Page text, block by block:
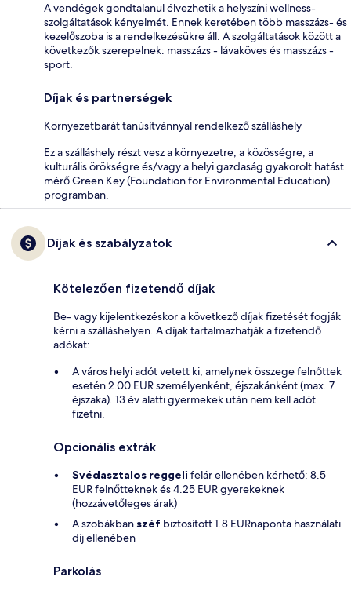
A vendégek gondtalanul élvezhetik a helyszíni wellness-
szolgáltatások kényelmét. Ennek keretében több masszázs- és
kezelőszoba is a rendelkezésükre áll. A szolgáltatások között a
következők szerepelnek: masszázs - lávaköves és masszázs -
sport.
Díjak és partnerségek
Környezetbarát tanúsítvánnyal rendelkező szálláshely
Ez a szálláshely részt vesz a környezetre, a közösségre, a
kulturális örökségre és/vagy a helyi gazdaság gyakorolt hatást
mérő Green Key (Foundation for Environmental Education)
programban.
Díjak és szabályzatok
Kötelezően fizetendő díjak
Be- vagy kijelentkezéskor a következő díjak fizetését fogják
kérni a szálláshelyen. A díjak tartalmazhatják a fizetendő
adókat:
A város helyi adót vetett ki, amelynek összege felnőttek
esetén 2.00 EUR személyenként, éjszakánként (max. 7
éjszaka). 13 év alatti gyermekek után nem kell adót
fizetni.
Opcionális extrák
Svédasztalos reggeli felár ellenében kérhető: 8.5
EUR felnőtteknek és 4.25 EUR gyerekeknek
(hozzávetőleges árak)
A szobákban széf biztosított 1.8 EURnaponta használati
díj ellenében
Parkolás